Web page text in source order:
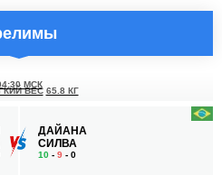
МСК
ВЕС 65.8 КГ
ДАЙАНА
СИЛВА
10 - 9 - 0